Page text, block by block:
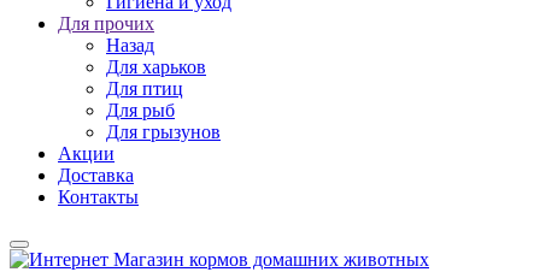
Для прочих
Назад
Для харьков
Для птиц
Для рыб
Для грызунов
Акции
Доставка
Контакты